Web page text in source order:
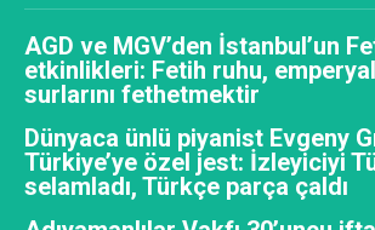
AGD ve MGV’den İstanbul’un
etkinlikleri: Fetih ruhu,
surlarını fethetmektir
Dünyaca ünlü piyanist Evgeny
Türkiye’ye özel jest: İzleyiciyi
selamladı, Türkçe parça çaldı